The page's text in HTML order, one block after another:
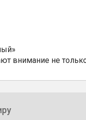
внимание не